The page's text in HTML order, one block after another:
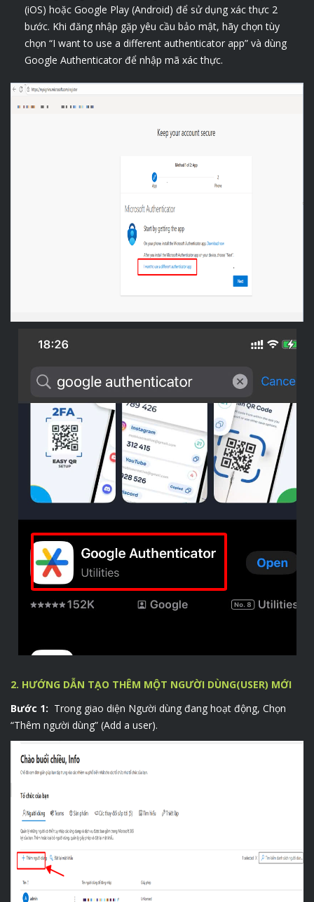
(iOS) hoặc Google Play (Android) để sử dụng xác thực 2
bước. Khi đăng nhập gặp yêu cầu bảo mật, hãy chọn tùy
chọn “I want to use a different authenticator app” và dùng
Google Authenticator để nhập mã xác thực.
2. HƯỚNG DẪN TẠO THÊM MỘT NGƯỜI DÙNG(USER) MỚI
Bước 1: Trong giao diện Người dùng đang hoạt động, Chọn
“Thêm người dùng” (Add a user).